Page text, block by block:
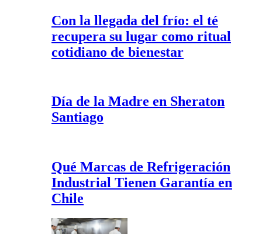
Con la llegada del frío: el té
recupera su lugar como ritual
cotidiano de bienestar
Día de la Madre en Sheraton
Santiago
Qué Marcas de Refrigeración
Industrial Tienen Garantía en
Chile